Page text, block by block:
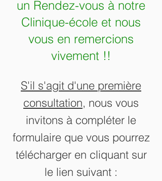
un Rendez-vous à notre
Clinique-école et nous
vous en remercions
vivement !!
S'il s'agit d'une première
consultation, nous vous
invitons à compléter le
formulaire que vous pourrez
télécharger en cliquant sur
le lien suivant :